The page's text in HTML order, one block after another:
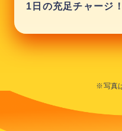
1日の充足チャージ！
※写真